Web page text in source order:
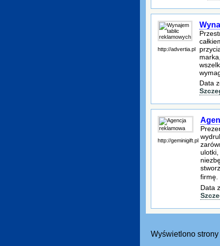
http://advertia.pl
Data
http://geminigift.pl
ulotki,
firmę.
Data
Wyświetlono